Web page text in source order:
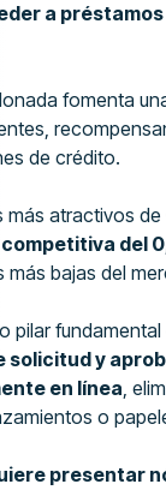
a
fomenta
de crédito.
atractivos de
del
más bajas del
pilar fundamental
solicitud y
en línea,
o
presentar